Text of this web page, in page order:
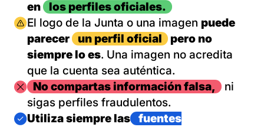
en
los perfiles oficiales.
Imagen
El logo de la Junta o una imagen puede
parecer
un perfil oficial
pero no
siempre lo es. Una imagen no acredita
que la cuenta sea auténtica.
ImagenNo compartas información falsa,
ni
sigas perfiles fraudulentos.
Imagen
Utiliza siempre las
fuentes